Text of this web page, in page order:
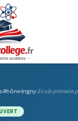
›Rhône›Irigny›Ecole primaire